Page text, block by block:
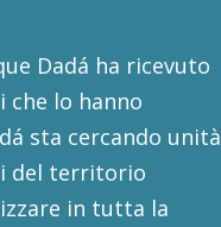
Dadá ha ricevuto
lo hanno
sta cercando unità
del territorio
in tutta la